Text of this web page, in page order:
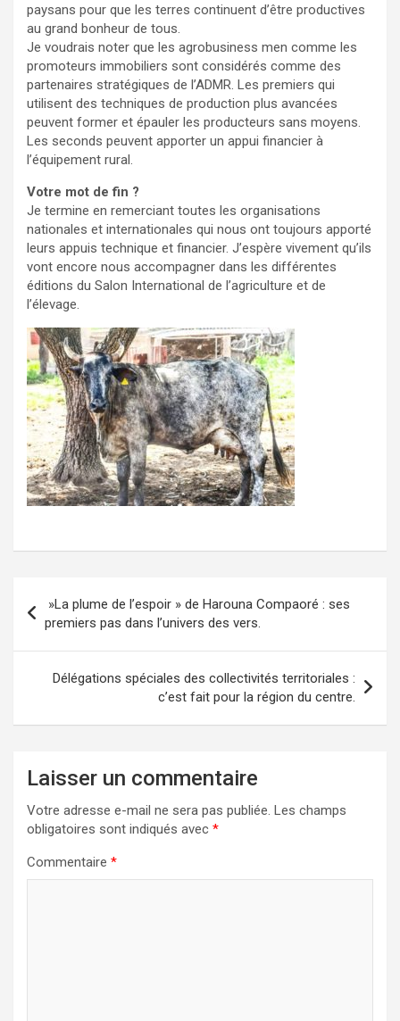
paysans pour que les terres continuent d’être productives
au grand bonheur de tous.
Je voudrais noter que les agrobusiness men comme les
promoteurs immobiliers sont considérés comme des
partenaires stratégiques de l’ADMR. Les premiers qui
utilisent des techniques de production plus avancées
peuvent former et épauler les producteurs sans moyens.
Les seconds peuvent apporter un appui financier à
l’équipement rural.
Votre mot de fin ?
Je termine en remerciant toutes les organisations
nationales et internationales qui nous ont toujours apporté
leurs appuis technique et financier. J’espère vivement qu’ils
vont encore nous accompagner dans les différentes
éditions du Salon International de l’agriculture et de
l’élevage.
de
l’article
»La plume de l’espoir » de Harouna Compaoré : ses
premiers pas dans l’univers des vers.
Délégations spéciales des collectivités territoriales :
c’est fait pour la région du centre.
Laisser un commentaire
Votre adresse e-mail ne sera pas publiée. Les champs
obligatoires sont indiqués avec *
Commentaire *